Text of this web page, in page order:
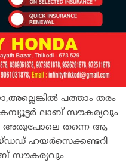
പത്താം തരം
ലാബ് സൗകര്യവും
അതുപോലെ തന്നെ ആ
ഹയർസെക്കണ്ടറി
സൗകര്യവും